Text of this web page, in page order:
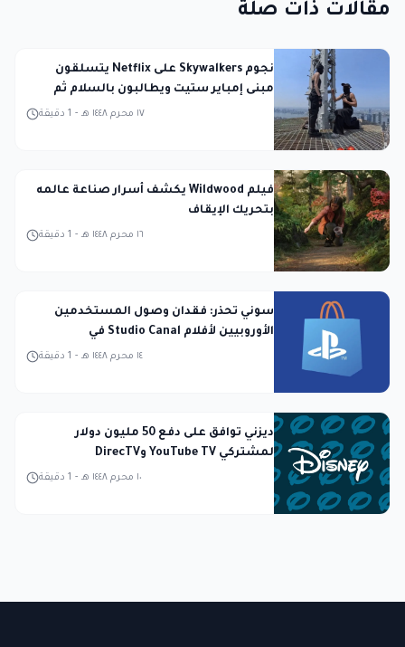
مقالات ذات صلة
نجوم Skywalkers على Netflix يتسلقون
مبنى إمباير ستيت ويطالبون بالسلام ثم
1 دقيقة - ١٧ محرم ١٤٤٨ هـ
فيلم Wildwood يكشف أسرار صناعة عالمه
بتحريك الإيقاف
1 دقيقة - ١٦ محرم ١٤٤٨ هـ
سوني تحذر: فقدان وصول المستخدمين
الأوروبيين لأفلام Studio Canal في
1 دقيقة - ١٤ محرم ١٤٤٨ هـ
ديزني توافق على دفع 50 مليون دولار
لمشتركي YouTube TV وDirecTV
1 دقيقة - ١٠ محرم ١٤٤٨ هـ